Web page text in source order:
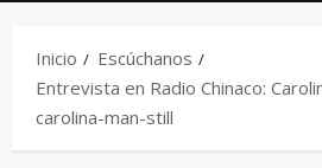
Inicio
Escúchanos
Entrevista en Radio Chinaco:
carolina-man-still